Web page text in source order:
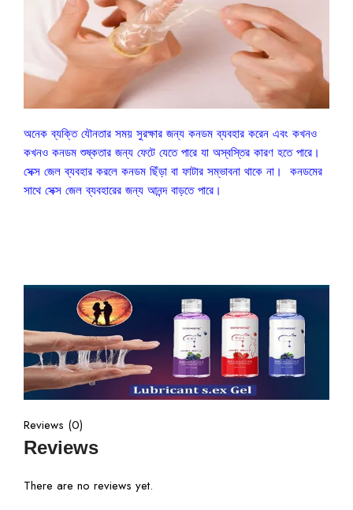
অনেক ব্যক্তি যৌনতার সময় সুরক্ষার জন্য কনডম ব্যবহার করেন এবং কখনও
কখনও কনডম শুষ্কতার জন্য ফেটে যেতে পারে যা অস্বস্তির কারণ হতে পারে।
সেক্স জেল ব্যবহার করলে কনডম ছিঁড়া বা ফাটার সম্ভাবনা থাকে না। কনডমের
সাথে সেক্স জেল ব্যবহারের জন্য আনন্দ বাড়তে পারে।
Reviews (0)
Reviews
There are no reviews yet.